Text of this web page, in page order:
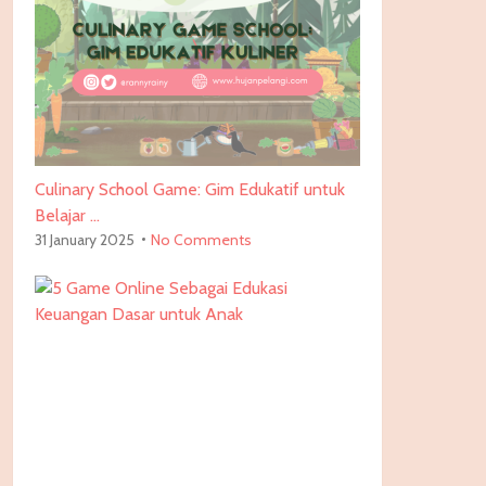
Culinary School Game: Gim Edukatif untuk
Belajar …
31 January 2025 No Comments